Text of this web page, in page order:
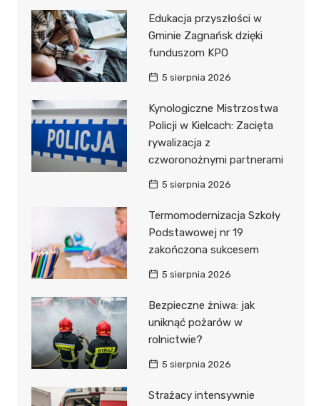
Edukacja przyszłości w
Gminie Zagnańsk dzięki
funduszom KPO
5 sierpnia 2026
Kynologiczne Mistrzostwa
Policji w Kielcach: Zacięta
rywalizacja z
czworonożnymi partnerami
5 sierpnia 2026
Termomodernizacja Szkoły
Podstawowej nr 19
zakończona sukcesem
5 sierpnia 2026
Bezpieczne żniwa: jak
uniknąć pożarów w
rolnictwie?
5 sierpnia 2026
Strażacy intensywnie